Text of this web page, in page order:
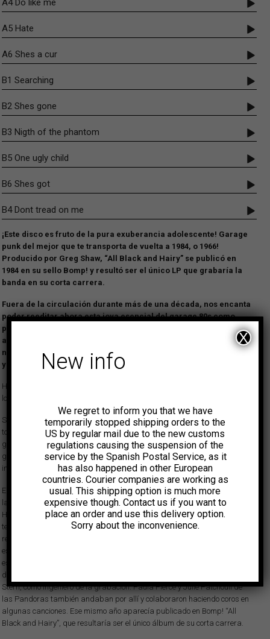
A4 Do like me
A5 Hate
A6 Shes a cur
B1 Searching
B2 Shes gone
B3 Nigth of the phantom
B5 One ugly child
B6 Shes got
B4 Dont tread on me
¡Este disco es fruto de la pura exuberancia adolescente! Garage
punk del mejor que te transporta de vuelta a 1984, o 1966!
Producido por Greg Shaw, “All Black and Hairy” se publicó en
1984 en su sello Bomp! y resultó ser el único LP que grabaría la
banda en su corta carrera.
Fuera de la circulación durante más de una década, nos encanta
poder reeditar ahora esta joya esencial del garage 80s como
parte de nuestra serie de lanzamientos celebrando el 50
aniversario de Bomp! Nuestra edición incluye un libreto con
notas interiores a cargo del miembro de la banda John Hanrittie
y fotos exclusivas.
Han pasado más de 40 años desde que los Gravedigger V entraron en
los estudios Silvery Moon y grabaron “All Black and Hairy”.
Solo llevaban unos diez meses funcionando como banda y apenas
tocado un puñado de conciertos cuando se metieron en el estudio de
grabación. La mayoría de sus miembros ni siquiera habían estado en un
grupo antes. Quizá ahí resida parte de su magia, en esa cierta
ingenuidad que logró llamar la atención de Greg Shaw.
En marzo de 1984 los Gravediggers se ven abriendo como teloneros para
las leyendas del punk The Dickies en el Music Machine de West
Hollywood cuando aparece por la puerta Greg Shaw suficientemente
temprano como para poderles ver en directo. Pasan unos meses y
reciben una llamada de Shaw diciéndoles que al día siguiente tiene un
estudio de grabación reservado para que fueran a hacer un álbum. Allí
estaba Greg Shaw, por supuesto, como productor, y también un amigo
de la banda, Ron Rimsite, como productor ejecutivo y apoyo moral, y Gary
Stern, como ingeniero de la grabación. Paula Pierce y Julie Patchouli de
las Pandoras también andaban por allí y colaboraron haciendo coros en
algunas canciones. Ese mismo año aparecía publicado en Bomp! “All
Black and Hairy”, que resultaría ser el único álbum de su corta carrera.
New info
We regret to inform you that we have
temporarily stopped shipping orders to the
US by regular mail due to the new customs
regulations causing the suspension of the
service by the Spanish Postal Service, as it
has also happened in other European
countries. Courier companies are working as
usual. This shipping option is much more
expensive though. Contact us if you want to
place an order and use this delivery option.
Sorry about the inconvenience.
X